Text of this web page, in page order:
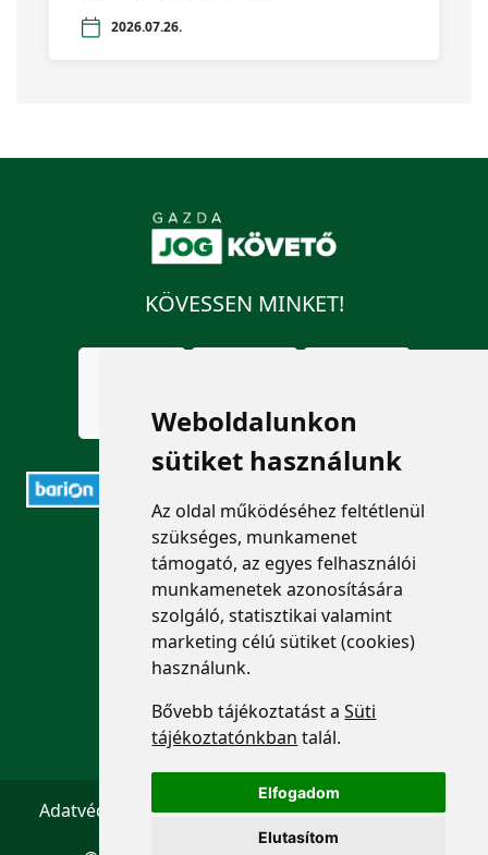
Weboldalunkon
sütiket használunk
Az oldal működéséhez feltétlenül
szükséges, munkamenet
támogató, az egyes felhasználói
munkamenetek azonosítására
szolgáló, statisztikai valamint
marketing célú sütiket (cookies)
használunk.
Bővebb tájékoztatást aSüti
tájékoztatónkban talál.
Elfogadom
Elutasítom
2026.07.26.
KÖVESSEN MINKET!
ELÉRHETŐSÉGEK
+36 1 880 7600
info@mprx.hu
Adatvédelem ÁSZF Impresszum
Kapcsolat